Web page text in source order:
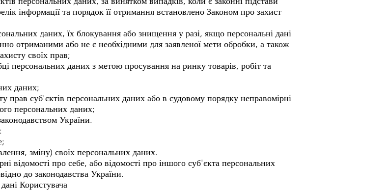
інформації та порядок її отримання встановлено Законом про захист
даних, їх блокування або знищення у разі, якщо персональні дані
отриманими або не є необхідними для заявленої мети обробки, а також
своїх прав;
персональних даних з метою просування на ринку товарів, робіт та
даних;
прав суб'єктів персональних даних або в судовому порядку неправомірні
персональних даних;
України.
зміну) своїх персональних даних.
відомості про себе, або відомості про іншого суб'єкта персональних
до законодавства України.
Користувача